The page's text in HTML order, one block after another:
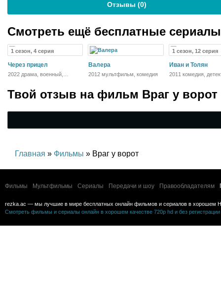
Отзывы (0)
Смотреть ещё бесплатные
1 сезон, 4 серия
Через прицел
2022 драма, военный,
Валера
2012 мультфильм, комедия
1 сезон, 12 серия
Иван и Толян
2011 комедия,
Твой отзыв на фильм Враг у ворот
Главная » Фильмы » Враг у ворот
Фильмы Мультфильмы Сериалы Передачи и шоу Правообладателям
rezka.ac — мы лучшие в мире бесплатных онлайн фильмов и сериалов в хорошем
Смотреть фильмы и сериалы онлайн в хорошем качестве 720p hd и без